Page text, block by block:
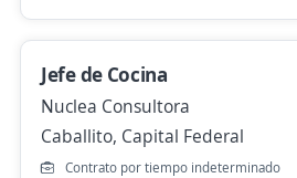
Importante empresa del sector
Palermo, Capital Federal
Ayer
Cajero Encargado
Jefe de Cocina
Nuclea Consultora
Caballito, Capital Federal
Contrato por tiempo indeterminado